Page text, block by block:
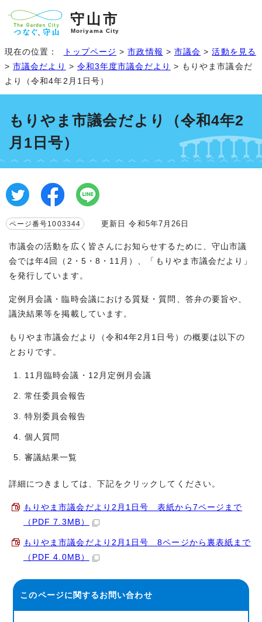
守山市
Moriyama City
現在の位置： トップページ >市政情報 > 市議会 >活動を見る
>市議会だより > 令和3年度市議会だより > もりやま市議会だ
より（令和4年2月1日号）
もりやま市議会だより（令和4年2
月1日号）
ページ番号1003344 更新日 令和5年7月26日
市議会の活動を広く皆さんにお知らせするために、守山市議
会では年4回（2・5・8・11月）、「もりやま市議会だより」
を発行しています。
定例月会議・臨時会議における質疑・質問、答弁の要旨や、
議決結果等を掲載しています。
もりやま市議会だより（令和4年2月1日号）の概要は以下の
とおりです。
11月臨時会議・12月定例月会議
常任委員会報告
特別委員会報告
個人質問
審議結果一覧
詳細につきましては、下記をクリックしてください。
もりやま市議会だより2月1日号 表紙から7ページまで
（PDF 7.3MB）
もりやま市議会だより2月1日号 8ページから裏表紙まで
（PDF 4.0MB）
このページに関するお問い合わせ